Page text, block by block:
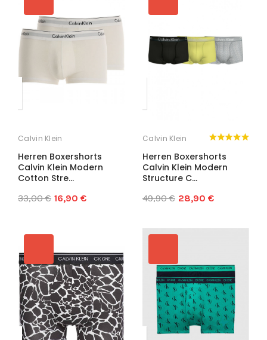
Calvin Klein
Herren Boxershorts
Calvin Klein Modern
Cotton Stre...
33,00 € 16,90 €
Calvin Klein
Herren Boxershorts
Calvin Klein Modern
Structure C...
49,90 € 28,90 €